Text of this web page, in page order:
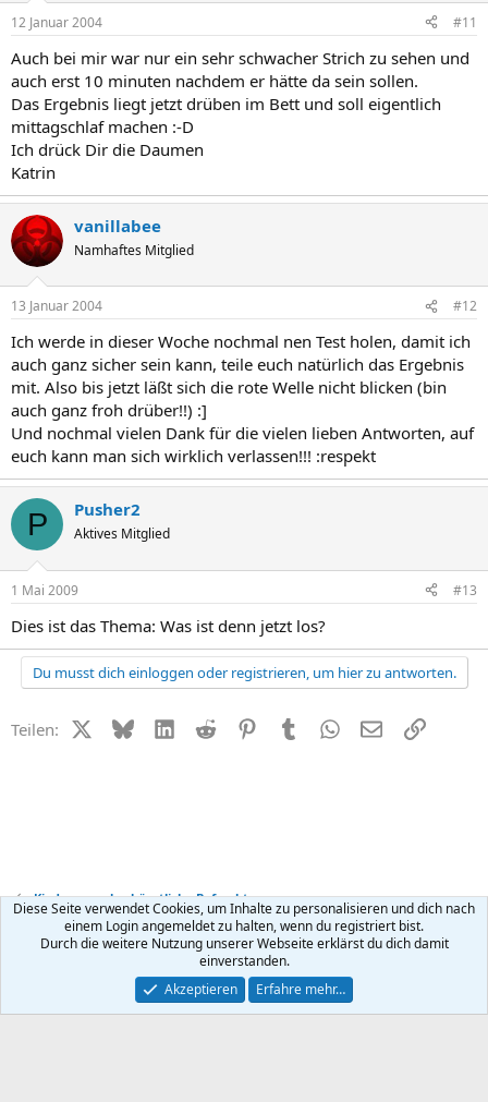
12 Januar 2004 #11
Auch bei mir war nur ein sehr schwacher Strich zu sehen und
auch erst 10 minuten nachdem er hätte da sein sollen.
Das Ergebnis liegt jetzt drüben im Bett und soll eigentlich
mittagschlaf machen :-D
Ich drück Dir die Daumen
Katrin
vanillabee
Namhaftes Mitglied
13 Januar 2004 #12
Ich werde in dieser Woche nochmal nen Test holen, damit ich
auch ganz sicher sein kann, teile euch natürlich das Ergebnis
mit. Also bis jetzt läßt sich die rote Welle nicht blicken (bin
auch ganz froh drüber!!) :]
Und nochmal vielen Dank für die vielen lieben Antworten, auf
euch kann man sich wirklich verlassen!!! :respekt
P Pusher2
Aktives Mitglied
1 Mai 2009 #13
Dies ist das Thema: Was ist denn jetzt los?
Du musst dich einloggen oder registrieren, um hier zu antworten.
Teilen: X (Twitter)
BlueskyLinkedIn
Reddit PinterestTumblr WhatsApp
E-MailLink
Kinderwunsch + künstliche Befruchtung
Kontakt Nutzungsbedingungen Datenschutz Hilfe
R
Community platform by XenForo ® © 2010-2026 XenForo Ltd.
Diese Seite verwendet Cookies, um Inhalte zu personalisieren und dich nach
einem Login angemeldet zu halten, wenn du registriert bist.
Durch die weitere Nutzung unserer Webseite erklärst du dich damit
einverstanden.
Akzeptieren
Erfahre mehr…